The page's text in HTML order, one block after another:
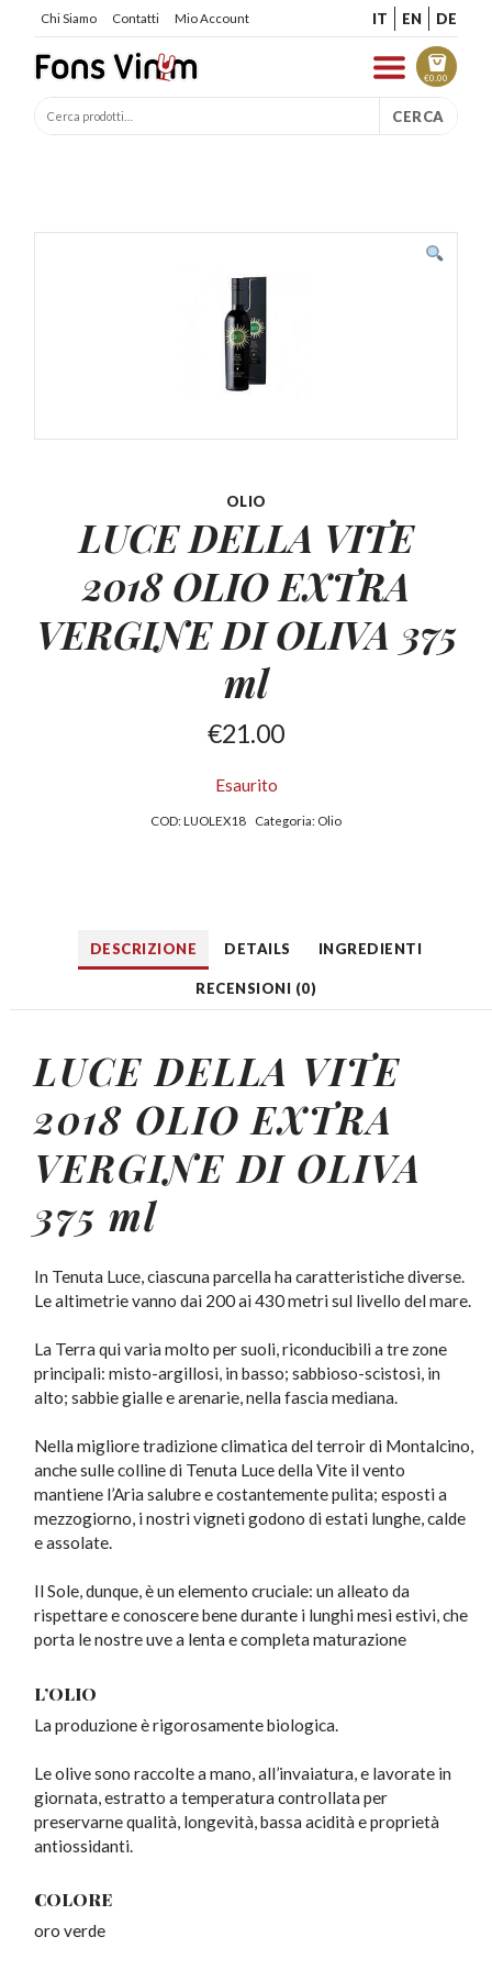
Chi Siamo Contatti Mio Account IT EN DE
€0.00
CERCA
OLIO
LUCE DELLA VITE
2018 OLIO EXTRA
VERGINE DI OLIVA 375
ml
€21.00
Esaurito
COD:LUOLEX18 Categoria: Olio
DESCRIZIONE DETAILS INGREDIENTI
RECENSIONI (0)
LUCE DELLA VITE
2018 OLIO EXTRA
VERGINE DI OLIVA
375 ml
In Tenuta Luce, ciascuna parcella ha caratteristiche diverse.
Le altimetrie vanno dai 200 ai 430 metri sul livello del mare.
La Terra qui varia molto per suoli, riconducibili a tre zone
principali: misto-argillosi, in basso; sabbioso-scistosi, in
alto; sabbie gialle e arenarie, nella fascia mediana.
Nella migliore tradizione climatica del terroir di Montalcino,
anche sulle colline di Tenuta Luce della Vite il vento
mantiene l’Aria salubre e costantemente pulita; esposti a
mezzogiorno, i nostri vigneti godono di estati lunghe, calde
e assolate.
Il Sole, dunque, è un elemento cruciale: un alleato da
rispettare e conoscere bene durante i lunghi mesi estivi, che
porta le nostre uve a lenta e completa maturazione
L’OLIO
La produzione è rigorosamente biologica.
Le olive sono raccolte a mano, all’invaiatura, e lavorate in
giornata, estratto a temperatura controllata per
preservarne qualità, longevità, bassa acidità e proprietà
antiossidanti.
COLORE
oro verde